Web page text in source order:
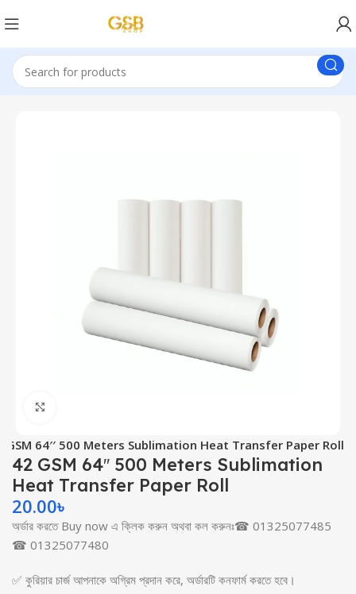
GSM 64′′ 500 Meters Sublimation Heat Transfer Paper Roll
42 GSM 64′′ 500 Meters Sublimation
Heat Transfer Paper Roll
20.00৳
অর্ডার করতে Buy now এ ক্লিক করুন অথবা কল করুনঃ☎ 01325077485
☎ 01325077480
✅ কুরিয়ার চার্জ আপনাকে অগ্রিম প্রদান করে, অর্ডারটি কনফার্ম করতে হবে।